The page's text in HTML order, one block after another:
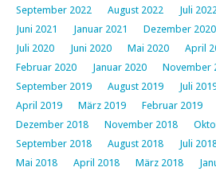
September 2022
August 2022 Juli 2022
Juni 2021
Januar 2021 Dezember 2020
Juli 2020
Juni 2020 Mai 2020 April
Februar 2020
Januar 2020 November
September 2019
August 2019 Juli
April 2019
März 2019 Februar 2019
Dezember 2018
November 2018
September 2018
August 2018 Juli
Mai 2018
April 2018 März 2018